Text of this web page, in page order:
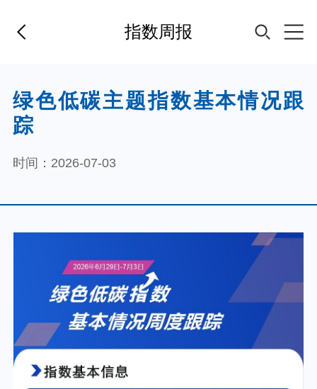
指数周报
首页
基金经理
指数专区
个人养老金
投资顾问
绿色低碳主题指数基本情况跟
踪
时间：2026-07-03